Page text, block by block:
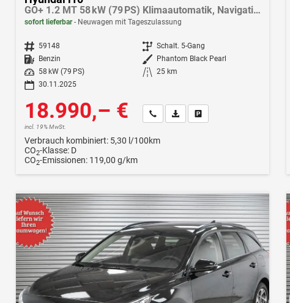
GO+ 1.2 MT 58 kW (79 PS) Klimaautomatik, Navigationssystem, Apple CarPlay & Android Auto, Sitzheizung, Lenkradheizung, Einparkhilfe hinten, Rückfahrkamera, Privacy Glass, 15" Leichtmetallfelgen, uvm.
sofort lieferbar Neuwagen mit Tageszulassung
Fahrzeugnr. 59148 Getriebe Schalt. 5-Gang
Kraftstoff
Benzin Außenfarbe
Phantom Black Pearl
Leistung
58 kW (79 PS) Kilometerstand 25 km
30.11.2025
18.990,– €
incl. 19% MwSt.
Wir rufen Sie an
Fahrzeugexposé (PDF)
Fahrzeug parken
Verbrauch kombiniert: 5,30 l/100km
CO2-Klasse: D
CO2-Emissionen: 119,00 g/km